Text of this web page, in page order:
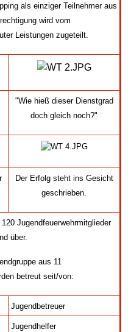
als einziger Teilnehmer aus
wird vom
Leistungen zugeteilt.
"Wie hieß dieser Dienstgrad
doch gleich noch?"
Der Erfolg steht ins Gesicht
geschrieben.
Jugendfeuerwehrmitglieder
über.
aus 11
betreut seit/von:
Jugendbetreuer
Jugendhelfer